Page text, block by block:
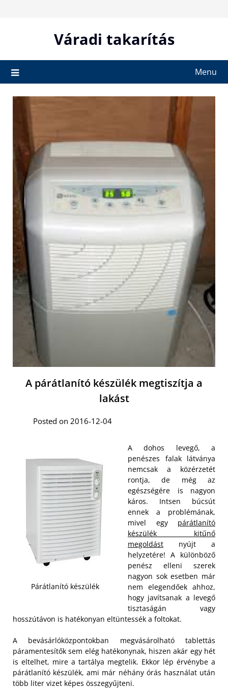
Váradi takarítás
Menu
A párátlanító készülék megtiszítja a
lakást
Posted on 2016-12-04
Párátlanító készülék
A dohos levegő, a
penészes falak látványa
nemcsak a közérzetét
rontja, de még az
egészségére is nagyon
káros. Intsen búcsút
ennek a problémának,
mivel egy párátlanító
készülék kitűnő
megoldást nyújt a
helyzetére! A különböző
penész elleni szerek
nagyon sok esetben már
nem elegendőek ahhoz,
hogy javítsanak a levegő
tisztaságán vagy
hosszútávon is hatékonyan eltüntessék a foltokat.
A bevásárlóközpontokban megvásárolható tablettás
páramentesítők sem elég hatékonynak, hiszen akár egy hét
is eltelhet, mire a tartálya megtelik. Ekkor lép érvénybe a
párátlanító készülék, ami már néhány órás használat után
több liter vizet képes összegyűjteni.